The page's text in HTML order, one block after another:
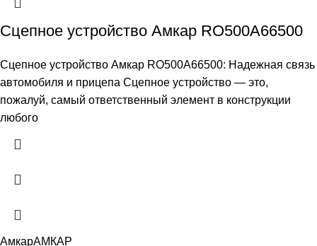
Сцепное устройство Амкар RO500A66500
Сцепное устройство Амкар RO500A66500: Надежная связь
автомобиля и прицепа Сцепное устройство — это,
пожалуй, самый ответственный элемент в конструкции
любого
АмкарАМКАР